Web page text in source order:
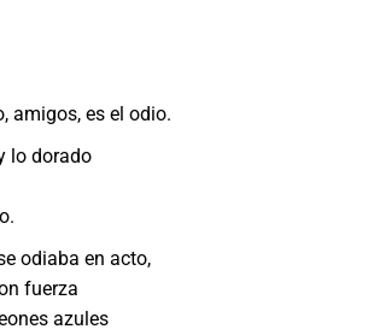
amigos, es el odio.
lo dorado
odiaba en acto,
fuerza
azules